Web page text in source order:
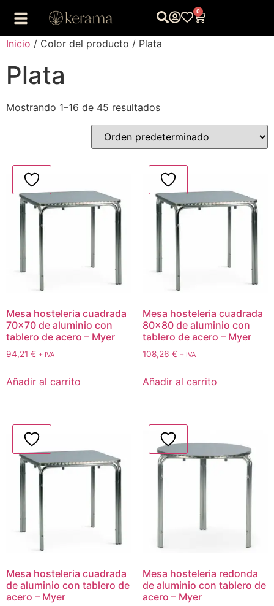
0
Inicio / Color del producto / Plata
Plata
Mostrando 1–16 de 45 resultados
Mesa hosteleria cuadrada
70×70 de aluminio con
tablero de acero – Myer
94,21 € + IVA
Añadir al carrito
Mesa hosteleria cuadrada
80×80 de aluminio con
tablero de acero – Myer
108,26 € + IVA
Añadir al carrito
Mesa hosteleria cuadrada
de aluminio con tablero de
acero – Myer
Mesa hosteleria redonda
de aluminio con tablero de
acero – Myer